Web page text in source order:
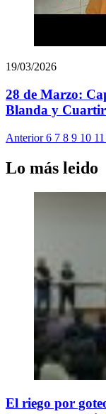
19/03/2026
28 de Marzo:
Blanda y
Anterior6 7 8 9 10 11
Lo más leido
El riego por